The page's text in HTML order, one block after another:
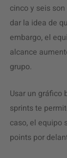
cinco y seis
dar la idea de
embargo, el
alcance
grupo.
Usar un gráfico
sprints te
caso, el equipo
points por